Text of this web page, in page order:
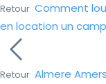
Retour Comment
en location un
Retour Almere